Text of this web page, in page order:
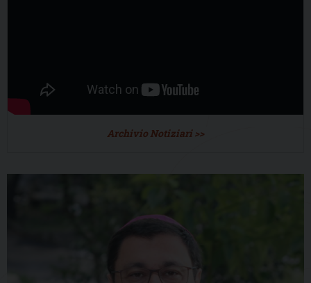
Archivio Notiziari >>